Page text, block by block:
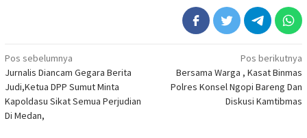
Navigasi
pos
Pos sebelumnya
Jurnalis Diancam Gegara Berita
Judi,Ketua DPP Sumut Minta
Kapoldasu Sikat Semua Perjudian
Di Medan,
Pos berikutnya
Bersama Warga , Kasat Binmas
Polres Konsel Ngopi Bareng Dan
Diskusi Kamtibmas